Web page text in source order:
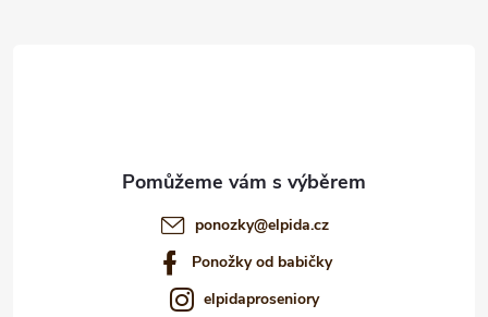
ponozky@elpida.cz
Ponožky od babičky
elpidaproseniory